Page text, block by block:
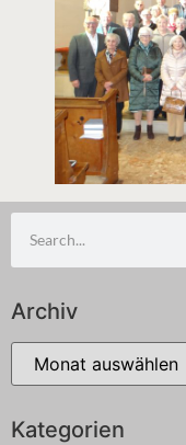
Archiv
Kategorien